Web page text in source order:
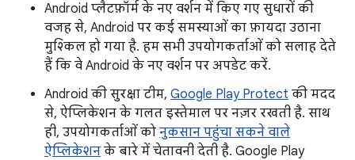
Android प्लैटफ़ॉर्म के नए वर्शन में किए गए सुधारों की
वजह से, Android पर कई समस्याओं का फ़ायदा उठाना
मुश्किल हो गया है. हम सभी उपयोगकर्ताओं को सलाह देते
हैं कि वे Android के नए वर्शन पर अपडेट करें.
Android की सुरक्षा टीम, Google Play Protect की मदद
से, ऐप्लिकेशन के गलत इस्तेमाल पर नज़र रखती है. साथ
ही, उपयोगकर्ताओं को नुकसान पहुंचा सकने वाले
ऐप्लिकेशन के बारे में चेतावनी देती है. Google Play